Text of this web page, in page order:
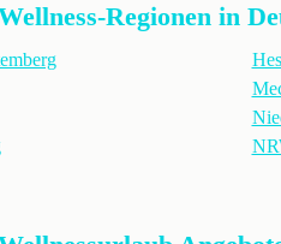
Regionen in